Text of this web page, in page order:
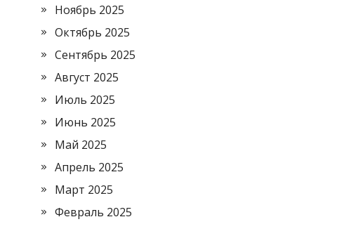
Ноябрь 2025
Октябрь 2025
Сентябрь 2025
Август 2025
Июль 2025
Июнь 2025
Май 2025
Апрель 2025
Март 2025
Февраль 2025